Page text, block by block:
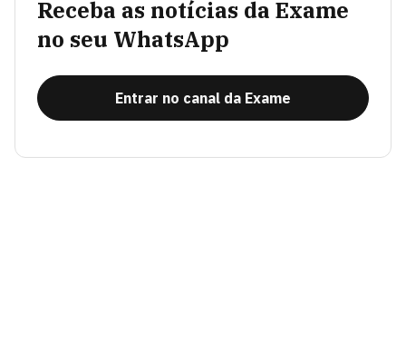
Receba as notícias da Exame
no seu WhatsApp
Entrar no canal da Exame